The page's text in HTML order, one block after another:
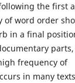
the first
word order
in a final
frequency of
in many